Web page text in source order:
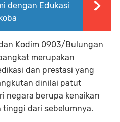
dengan Edukasi
Kodim 0903/Bulungan
merupakan
dan prestasi yang
dinilai patut
negara berupa kenaikan
dari sebelumnya.